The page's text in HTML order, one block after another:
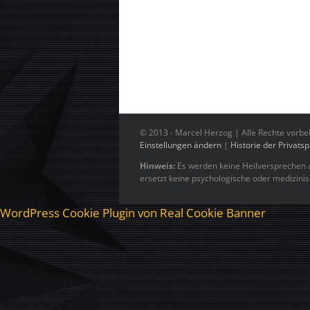
© 2013 - Marcel Herzog | Alle Rechte
Einstellungen ändern | Historie der
Hinweis: Es werden keine
ersetzt keine psychologische oder
WordPress Cookie Plugin von Real Cookie Banner